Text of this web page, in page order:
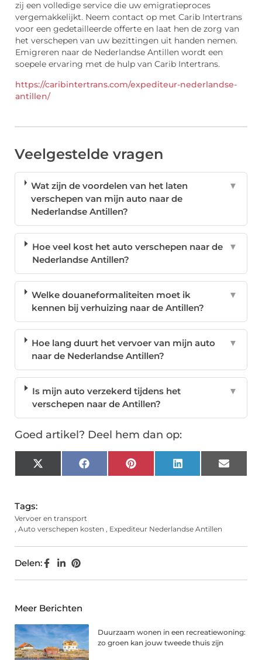
zij een volledige service die uw emigratieproces
vergemakkelijkt. Neem contact op met Carib Intertrans
voor een gedetailleerde offerte en laat hen de zorg van
het verschepen van uw bezittingen uit handen nemen.
Emigreren naar de Nederlandse Antillen wordt een
soepele ervaring met de hulp van Carib Intertrans.
https://caribintertrans.com/expediteur-nederlandse-
antillen/
Veelgestelde vragen
Wat zijn de voordelen van het laten
verschepen van mijn auto naar de
Nederlandse Antillen?
▼
Hoe veel kost het auto verschepen naar de
Nederlandse Antillen?
▼
Welke douaneformaliteiten moet ik
kennen bij verhuizing naar de Antillen?
▼
Hoe lang duurt het vervoer van mijn auto
naar de Nederlandse Antillen?
▼
Is mijn auto verzekerd tijdens het
verschepen naar de Antillen?
▼
Goed artikel? Deel hem dan op:
X
(Twitter)
FacebookPinterest LinkedIn Email
Tags:
Vervoer en transport
, Auto verschepen kosten , Expediteur Nederlandse Antillen
Delen:
Meer Berichten
Duurzaam wonen in een recreatiewoning:
zo groen kan jouw tweede thuis zijn